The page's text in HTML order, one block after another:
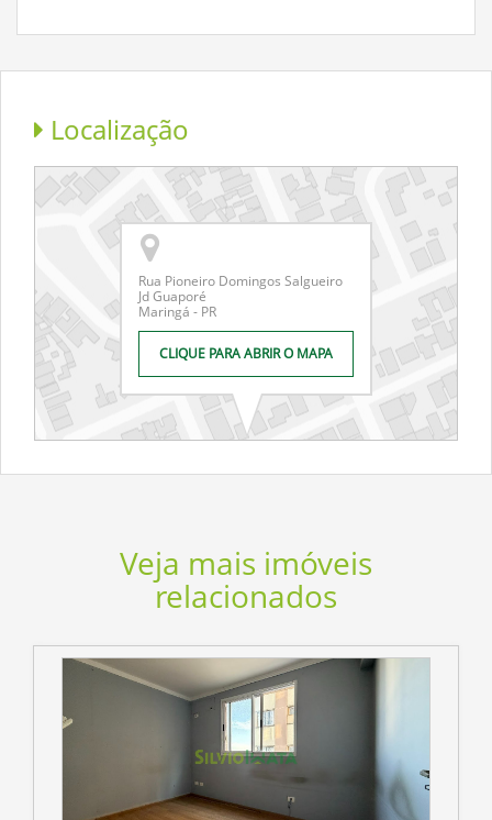
Localização
Rua Pioneiro Domingos Salgueiro
Jd Guaporé
Maringá - PR
CLIQUE PARA ABRIR O MAPA
Veja mais imóveis
relacionados